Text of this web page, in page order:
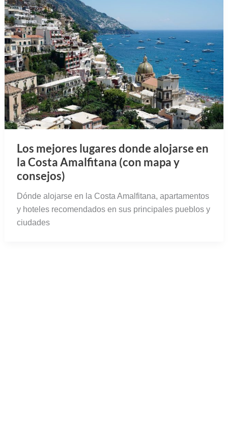
Los mejores lugares donde alojarse en
la Costa Amalfitana (con mapa y
consejos)
Dónde alojarse en la Costa Amalfitana, apartamentos
y hoteles recomendados en sus principales pueblos y
ciudades